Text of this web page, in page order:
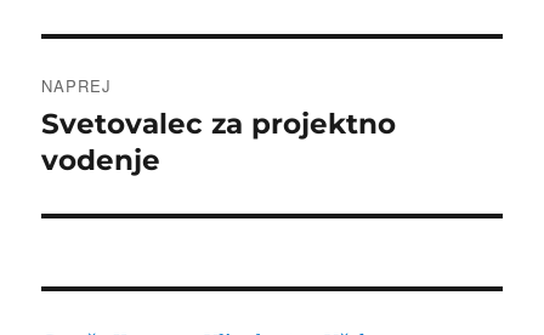
NAPREJ
Naslednji
prispevek:
Svetovalec za projektno
vodenje